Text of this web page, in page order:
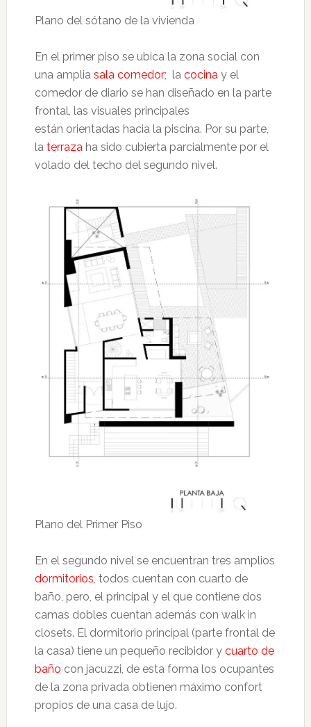
Plano del sótano de la vivienda
En el primer piso se ubica la zona social con
una amplia sala comedor; la cocina y el
comedor de diario se han diseñado en la parte
frontal, las visuales principales
están orientadas hacia la piscina. Por su parte,
la terrazaha sido cubierta parcialmente por el
volado del techo del segundo nivel.
Plano del Primer Piso
En el segundo nivel se encuentran tres amplios
dormitorios, todos cuentan con cuarto de
baño, pero, el principal y el que contiene dos
camas dobles cuentan además con walk in
closets. El dormitorio principal (parte frontal de
la casa) tiene un pequeño recibidor y cuarto de
baño con jacuzzi, de esta forma los ocupantes
de la zona privada obtienen máximo confort
propios de una casa de lujo.